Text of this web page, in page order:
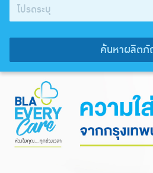
โปรดระบุ
ค้นหาผลิต